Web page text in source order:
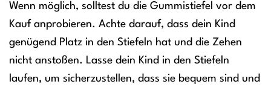
Wenn möglich, solltest du die Gummistiefel vor dem
Kauf anprobieren. Achte darauf, dass dein Kind
genügend Platz in den Stiefeln hat und die Zehen
nicht anstoßen. Lasse dein Kind in den Stiefeln
laufen, um sicherzustellen, dass sie bequem sind und